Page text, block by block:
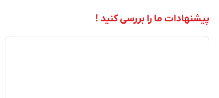
پیشنهادات ما را بررسی کنید !